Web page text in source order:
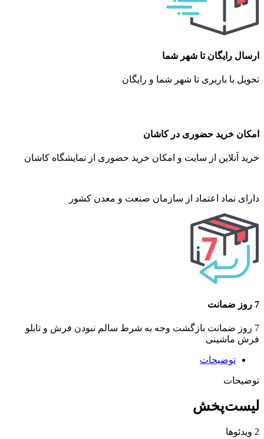
ارسال رایگان تا شهر شما
تحویل با باربری تا شهر شما و رایگان
امکان خرید حضوری در کاشان
خرید آنلاین از سایت و امکان خرید حضوری از نمایشگاه کاشان
دارای نماد اعتماد از سازمان صنعت و معدن کشور
7 روز ضمانت
7 روز ضمانت بازگشت وجه به شرط سالم نبودن فرش و تابلو
فرش ماشینی
توضیحات
توضیحات
لیست‌پخش
2 ویدئوها